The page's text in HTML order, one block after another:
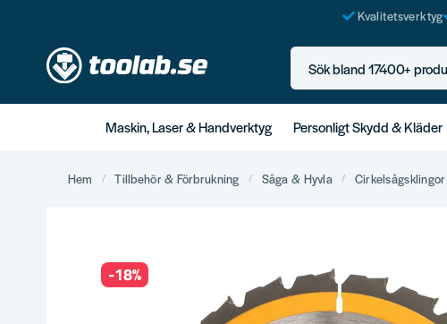
Kvalitetsverktyg
Sök bland 17400+ produkter..
Maskin, Laser & Handverktyg Personligt Skydd & Kläder
Hem Tillbehör & Förbrukning Såga & Hyvla Cirkelsågsklingor
-18%